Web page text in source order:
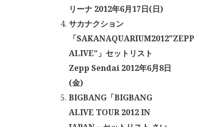
リーナ 2012年6月17日(日)
サカナクション
「SAKANAQUARIUM2012″ZEPP
ALIVE”」セットリスト
Zepp Sendai 2012年6月8日
(金)
BIGBANG「BIGBANG
ALIVE TOUR 2012 IN